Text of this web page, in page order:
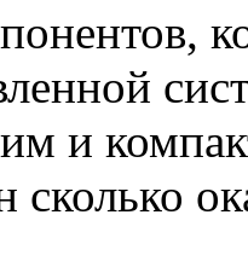
и
сколько